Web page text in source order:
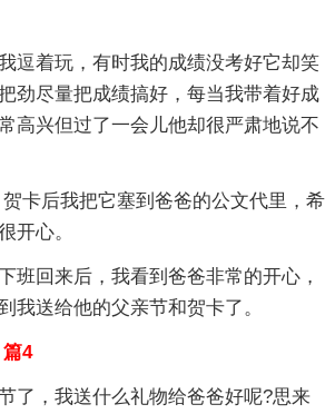
逗着玩，有时我的成绩没考好它却笑
劲尽量把成绩搞好，每当我带着好成
高兴但过了一会儿他却很严肃地说不
卡后我把它塞到爸爸的公文代里，希
开心。
班回来后，我看到爸爸非常的开心，
我送给他的父亲节和贺卡了。
4
了，我送什么礼物给爸爸好呢?思来